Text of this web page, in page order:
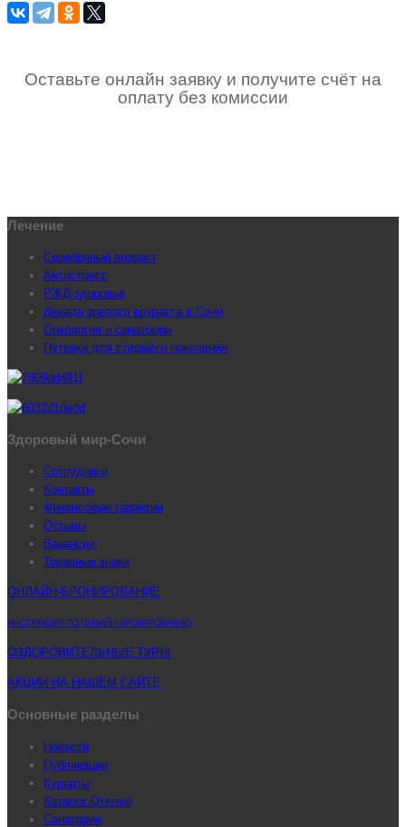
Оставьте онлайн заявку и получите счёт на
оплату без комиссии
Лечение
Серебряный возраст
Антистресс
РЖД-здоровье
Декада зрелого возраста в Сочи
Онкология и санатории
Путевки для старшего поколения
Здоровый мир-Сочи
Сотрудники
Контакты
Финансовые гарантии
Отзывы
Вакансии
Товарные знаки
ОНЛАЙН-БРОНИРОВАНИЕ
ИНСТРУКЦИЯ ПО ОНЛАЙН-БРОНИРОВАНИЮ
ОЗДОРОВИТЕЛЬНЫЕ ТУРЫ
АКЦИИ НА НАШЕМ САЙТЕ
Основные разделы
Новости
Публикации
Курорты
Каталог Отелей
Санатории